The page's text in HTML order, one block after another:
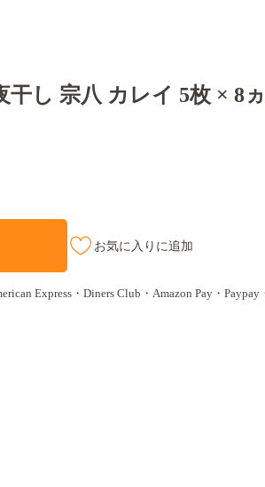
干し 宗八 カレイ 5枚 × 8
お気に入りに追加
Express・Diners Club・Amazon Pay・